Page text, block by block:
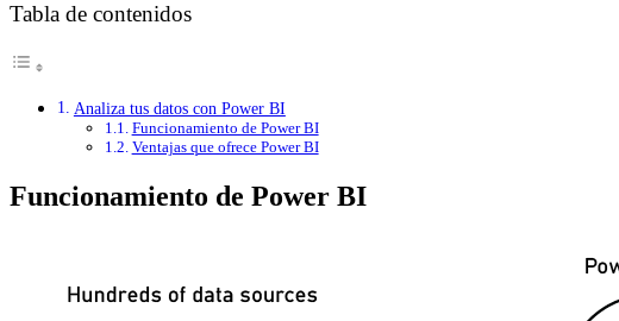
Tabla de contenidos
Analiza tus datos con Power BI
Funcionamiento de Power BI
Ventajas que ofrece Power BI
Funcionamiento de Power BI